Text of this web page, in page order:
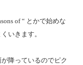
of “ とかで始めな
いきます。
が降っているのでピク